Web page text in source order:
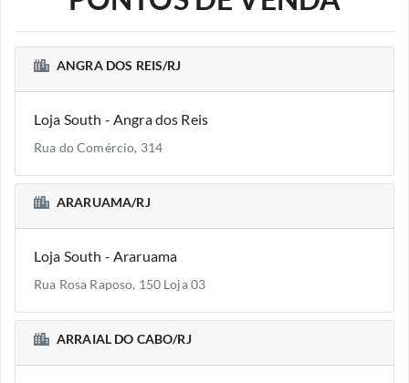
ANGRA DOS REIS/RJ
Loja South - Angra dos Reis
Rua do Comércio, 314
ARARUAMA/RJ
Loja South - Araruama
Rua Rosa Raposo, 150 Loja 03
ARRAIAL DO CABO/RJ